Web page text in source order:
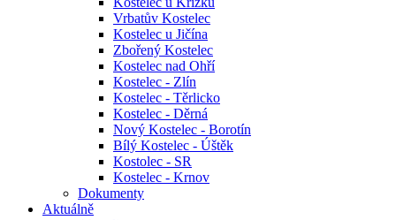
Vrbatův Kostelec
Kostelec u Jičína
Zbořený Kostelec
Kostelec nad Ohří
Kostelec - Zlín
Kostelec - Těrlicko
Kostelec - Děrná
Nový Kostelec - Borotín
Bílý Kostelec - Úštěk
Kostolec - SR
Kostelec - Krnov
Dokumenty
Aktuálně